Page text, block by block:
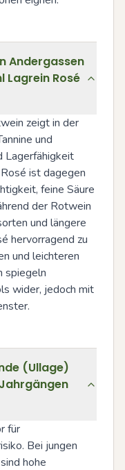
Andergassen
Lagrein Rosé
zeigt in der
und
Lagerfähigkeit
ist dagegen
feine Säure
der Rotwein
und längere
hervorragend zu
und leichteren
spiegeln
wider, jedoch mit
(Ullage)
für
Bei jungen
hohe